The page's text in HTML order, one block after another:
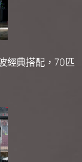
經典搭配，70匹